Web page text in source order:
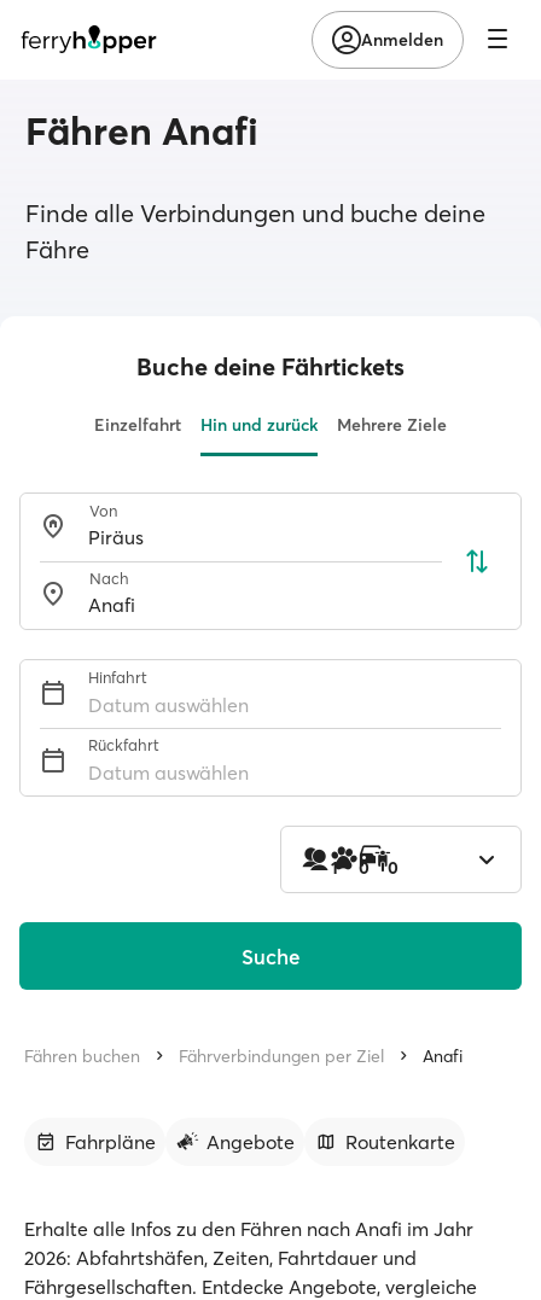
Anmelden
Fähren Anafi
Finde alle Verbindungen und buche deine
Fähre
Buche deine Fährtickets
Einzelfahrt Hin und zurück Mehrere Ziele
Von
Nach
Hinfahrt
Datum auswählen
Rückfahrt
Datum auswählen
1 0 0
Suche
Fähren buchen Fährverbindungen per Ziel Anafi
Fahrpläne Angebote Routenkarte
Erhalte alle Infos zu den Fähren nach Anafi im Jahr
2026: Abfahrtshäfen, Zeiten, Fahrtdauer und
Fährgesellschaften. Entdecke Angebote, vergleiche